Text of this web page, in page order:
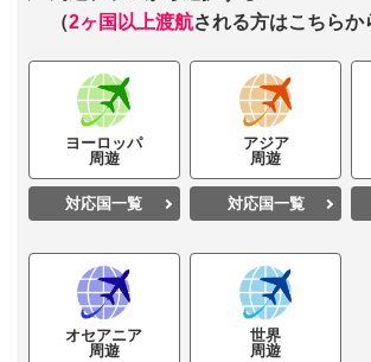
（2ヶ国以上渡航される方はこちらか
ヨーロッパ
周遊
対応国一覧
アジア
周遊
対応国一覧
オセアニア
周遊
世界
周遊